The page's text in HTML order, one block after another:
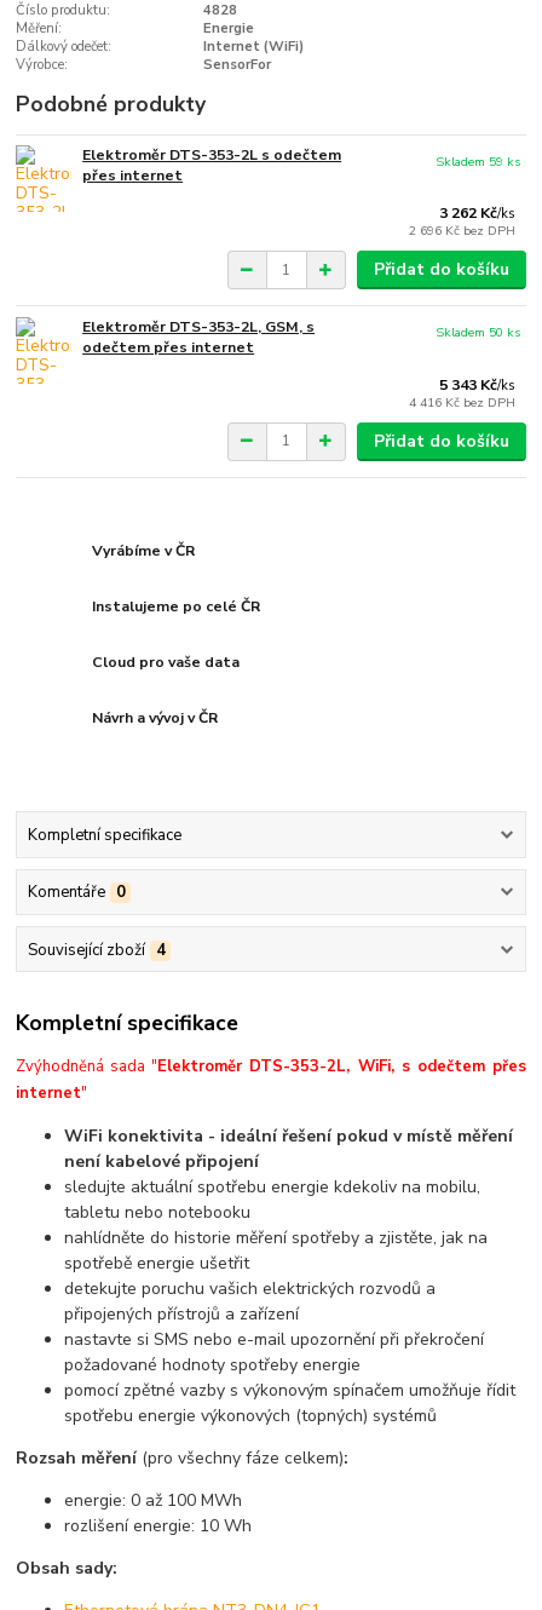
Číslo produktu:
4828
Měření:
Energie
Dálkový odečet:
Internet (WiFi)
Výrobce:
SensorFor
Podobné produkty
Elektroměr DTS-353-2L s odečtem
přes internet
3 262 Kč/ks
2 696 Kč bez DPH
Skladem 59 ks
Přidat do košíku
Elektroměr DTS-353-2L, GSM, s
odečtem přes internet
5 343 Kč/ks
4 416 Kč bez DPH
Skladem 50 ks
Přidat do košíku
Vyrábíme v ČR
Instalujeme po celé ČR
Cloud pro vaše data
Návrh a vývoj v ČR
Kompletní specifikace
Komentáře 0
Související zboží 4
Kompletní specifikace
Zvýhodněná sada "Elektroměr DTS-353-2L, WiFi, s odečtem přes
internet"
WiFi konektivita - ideální řešení pokud v místě měření
není kabelové připojení
sledujte aktuální spotřebu energie kdekoliv na mobilu,
tabletu nebo notebooku
nahlídněte do historie měření spotřeby a zjistěte, jak na
spotřebě energie ušetřit
detekujte poruchu vašich elektrických rozvodů a
připojených přístrojů a zařízení
nastavte si SMS nebo e-mail upozornění při překročení
požadované hodnoty spotřeby energie
pomocí zpětné vazby s výkonovým spínačem umožňuje řídit
spotřebu energie výkonových (topných) systémů
Rozsah měření (pro všechny fáze celkem):
energie: 0 až 100 MWh
rozlišení energie: 10 Wh
Obsah sady: